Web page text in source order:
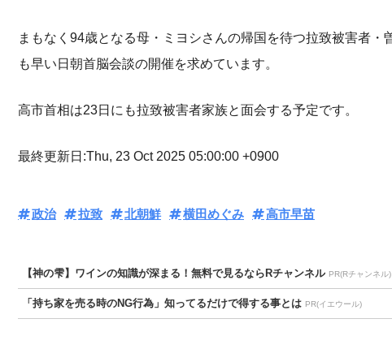
まもなく94歳となる母・ミヨシさんの帰国を待つ拉致被害者・
も早い日朝首脳会談の開催を求めています。
高市首相は23日にも拉致被害者家族と面会する予定です。
最終更新日:Thu, 23 Oct 2025 05:00:00 +0900
政治 拉致 北朝鮮 横田めぐみ 高市早苗
【神の雫】ワインの知識が深まる！無料で見るならRチャンネル PR(Rチャンネル)
「持ち家を売る時のNG行為」知ってるだけで得する事とは PR(イエウール)